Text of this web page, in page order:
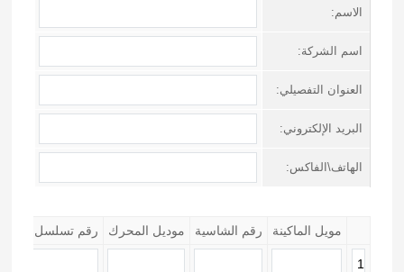
الاسم:
اسم الشركة:
العنوان التفصيلي:
البريد الإلكتروني:
الهاتف\الفاكس:
مويل الماكينة رقم الشاسية موديل المحرك رقم تسلسل